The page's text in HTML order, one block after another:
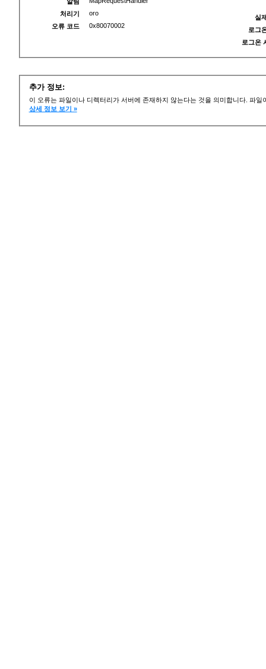
처리기
oro
오류 코드
0x80070002
실
로그
로그온
추가 정보:
이 오류는 파일이나 디렉터리가 서버에 존재하지 않는다는 것을 의미합니다. 파
상세 정보 보기 »